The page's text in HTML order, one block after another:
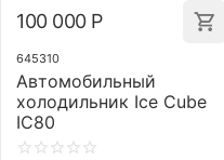
100 000 Р
645310
Автомобильный
холодильник Ice Cube
IC80